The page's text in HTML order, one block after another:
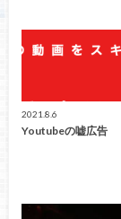
2021.8.6
Youtubeの嘘広告